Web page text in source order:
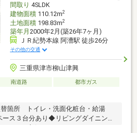
間取り 4SLDK
建物面積110.12m2
土地面積198.83m2
築年月 2000年2月(築26年7ヶ月)
ＪＲ紀勢本線 阿漕駅 徒歩26分
その他の交通
三重県津市柳山津興
南道路
都市ガス
箇所 トイレ・洗面化粧台・給湯
ス３台分あり◆リビングダイニング